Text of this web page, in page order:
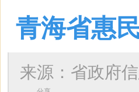
青海省惠
来源：省政府